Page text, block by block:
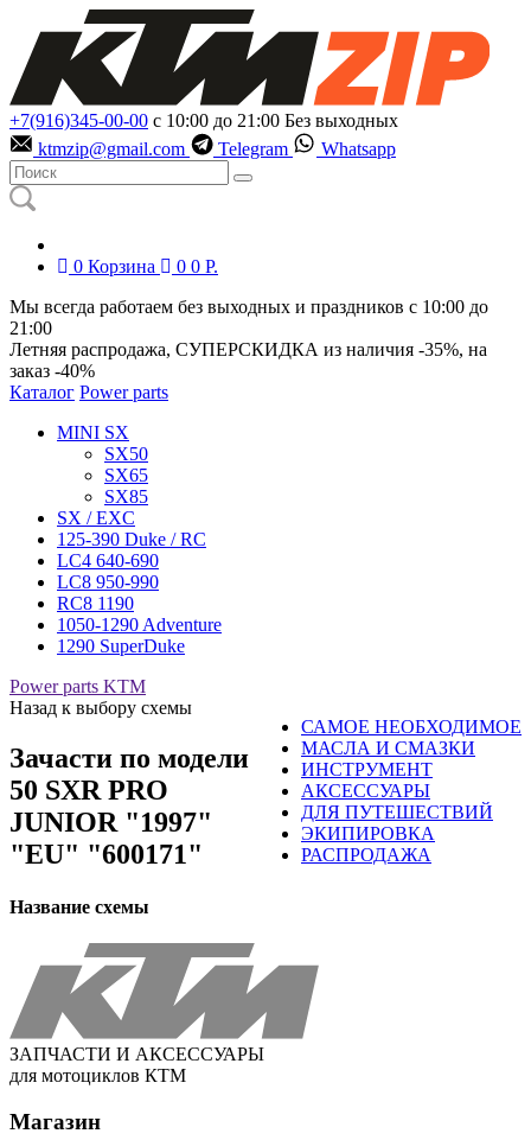
+7(916)345-00-00 с 10:00 до 21:00 Без выходных
ktmzip@gmail.com
Telegram Whatsapp
0 Корзина 0 0 Р.
Мы всегда работаем без выходных и праздников с 10:00 до
21:00
Летняя распродажа, СУПЕРСКИДКА из наличия -35%, на
заказ -40%
Каталог Power parts
MINI SX
SX50
SX65
SX85
SX / EXC
125-390 Duke / RC
LC4 640-690
LC8 950-990
RC8 1190
1050-1290 Adventure
1290 SuperDuke
Power parts KTM
САМОЕ НЕОБХОДИМОЕ
МАСЛА И СМАЗКИ
ИНСТРУМЕНТ
АКСЕССУАРЫ
ДЛЯ ПУТЕШЕСТВИЙ
ЭКИПИРОВКА
РАСПРОДАЖА
Назад к выбору схемы
Зачасти по модели
50 SXR PRO
JUNIOR "1997"
"EU" "600171"
Название схемы
ЗАПЧАСТИ И АКСЕССУАРЫ
для мотоциклов КТМ
Магазин